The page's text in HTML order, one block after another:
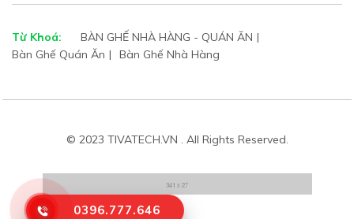
Từ Khoá:
BÀN GHẾ NHÀ HÀNG - QUÁN ĂN
Bàn Ghế Quán Ăn
Bàn Ghế Nhà Hàng
© 2023 TIVATECH.VN . All Rights Reserved.
0396.777.646